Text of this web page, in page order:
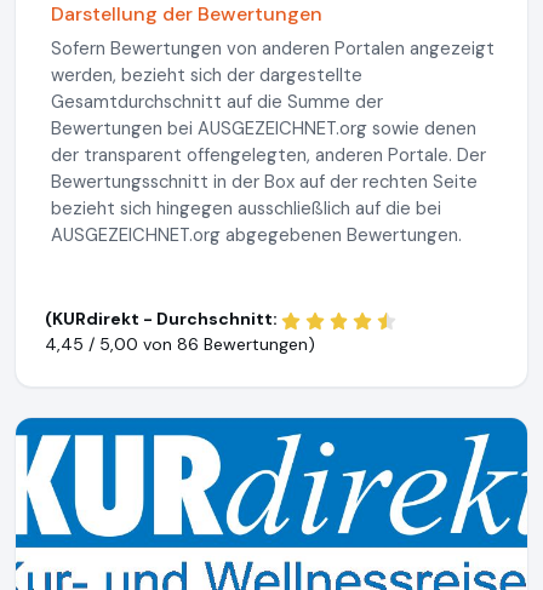
Darstellung der Bewertungen
Sofern Bewertungen von anderen Portalen angezeigt
werden, bezieht sich der dargestellte
Gesamtdurchschnitt auf die Summe der
Bewertungen bei AUSGEZEICHNET.org sowie denen
der transparent offengelegten, anderen Portale. Der
Bewertungsschnitt in der Box auf der rechten Seite
bezieht sich hingegen ausschließlich auf die bei
AUSGEZEICHNET.org abgegebenen Bewertungen.
(KURdirekt - Durchschnitt:
4,45 / 5,00 von 86 Bewertungen)